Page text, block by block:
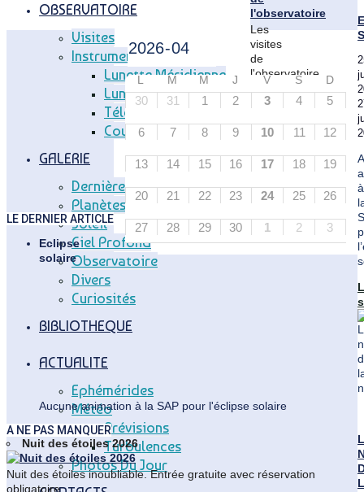
OBSERVATOIRE
Visites
Instruments
Lunette Méridienne
Lunette Carte Du Ciel
Télescope T83
Coupole Vitry
GALERIE
Dernières Photos
Planètes
Soleil
Ciel Profond
Observatoire
Divers
Curiosités
BIBLIOTHEQUE
ACTUALITE
Ephémérides
Météo
Prévisions
Turbulences
Photos Du Jour
à
L M M J V S D
30 31 1 2 3 4 5
6 7 8 9 10 11 12
13 14 15 16 17 18 19
20 21 22 23 24 25 26
27 28 29 30 1 2 3
Les
visites
de
l'observatoire
chaque
sur
réservation.
LE DERNIER ARTICLE
Eclipse
solaire
Aucune animation à la SAP pour l'éclipse solaire
A NE PAS MANQUER
Nuit des étoiles 2026
Nuit des étoiles inoubliable. Entrée gratuite avec réservation
obligatoire.